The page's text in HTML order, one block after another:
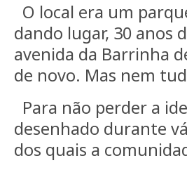
O local era um
dando lugar, 30 anos
avenida da Barrinha
de novo. Mas nem
Para não perder a
desenhado durante
dos quais a